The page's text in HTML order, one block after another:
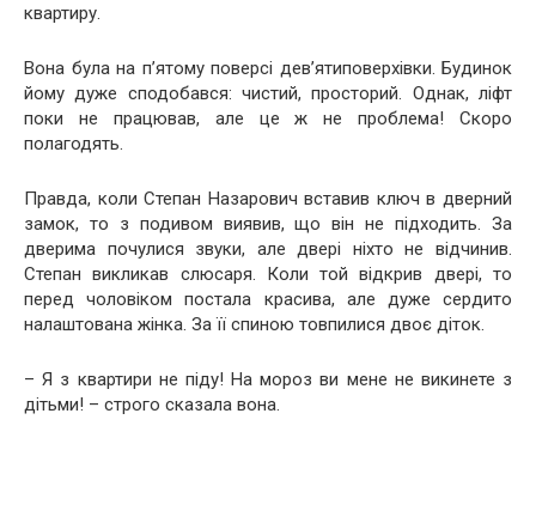
квартиру.
Вона була на п’ятому поверсі дев’ятиповерхівки. Будинок
йому дуже сподобався: чистий, просторий. Однак, ліфт
поки не працював, але це ж не проблема! Скоро
полагодять.
Правда, коли Степан Назарович вставив ключ в дверний
замок, то з подивом виявив, що він не підходить. За
дверима почулися звуки, але двері ніхто не відчинив.
Степан викликав слюсаря. Коли той відкрив двері, то
перед чоловіком постала красива, але дуже сердито
налаштована жінка. За її спиною товпилися двоє діток.
– Я з квартири не піду! На мороз ви мене не викинете з
дітьми! – строго сказала вона.